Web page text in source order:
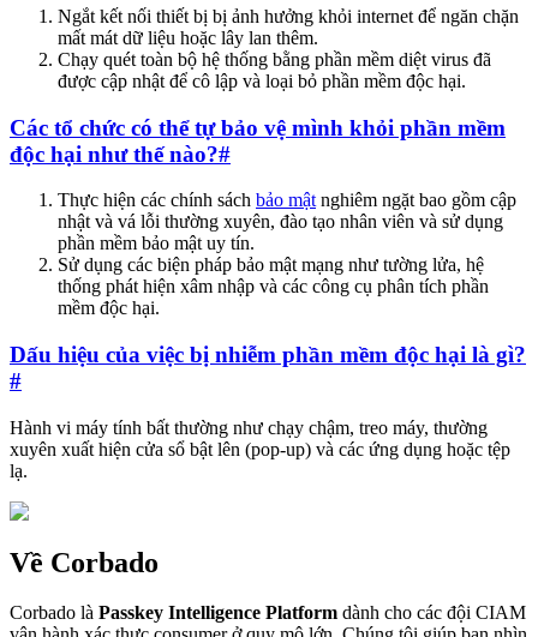
Ngắt kết nối thiết bị bị ảnh hưởng khỏi internet để ngăn chặn
mất mát dữ liệu hoặc lây lan thêm.
Chạy quét toàn bộ hệ thống bằng phần mềm diệt virus đã
được cập nhật để cô lập và loại bỏ phần mềm độc hại.
Các tổ chức có thể tự bảo vệ mình khỏi phần mềm
độc hại như thế nào?#
Thực hiện các chính sách bảo mật nghiêm ngặt bao gồm cập
nhật và vá lỗi thường xuyên, đào tạo nhân viên và sử dụng
phần mềm bảo mật uy tín.
Sử dụng các biện pháp bảo mật mạng như tường lửa, hệ
thống phát hiện xâm nhập và các công cụ phân tích phần
mềm độc hại.
Dấu hiệu của việc bị nhiễm phần mềm độc hại là gì?
#
Hành vi máy tính bất thường như chạy chậm, treo máy, thường
xuyên xuất hiện cửa sổ bật lên (pop-up) và các ứng dụng hoặc tệp
lạ.
Về Corbado
Corbado là Passkey Intelligence Platform dành cho các đội CIAM